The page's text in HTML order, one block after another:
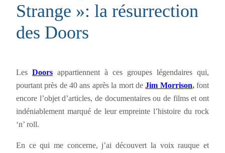
Strange »: la résurrection
des Doors
Les Doors appartiennent à ces groupes légendaires qui,
pourtant près de 40 ans après la mort deJim Morrison, font
encore l’objet d’articles, de documentaires ou de films et ont
indéniablement marqué de leur empreinte l’histoire du rock
‘n’ roll.
En ce qui me concerne, j’ai découvert la voix rauque et